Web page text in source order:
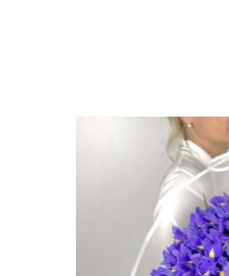
атласная лента.